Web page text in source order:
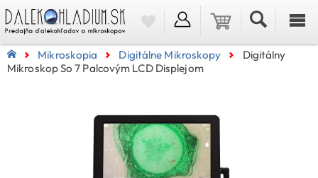
Mikroskopia Digitálne Mikroskopy
Digitálny
Mikroskop So 7 Palcovým LCD Displejom